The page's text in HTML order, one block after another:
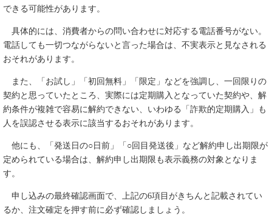
できる可能性があります。
具体的には、消費者からの問い合わせに対応する電話番号がない。
電話しても一切つながらないと言った場合は、不実表示と見なされる
おそれがあります。
また、「お試し」「初回無料」「限定」などを強調し、一回限りの
契約と思っていたところ、実際には定期購入となっていた契約や、解
約条件が複雑で容易に解約できない、いわゆる「詐欺的定期購入」も
人を誤認させる表示に該当するおそれがあります。
他にも、「発送日の○日前」「○回目発送後」など解約申し出期限が
定められている場合は、解約申し出期限も表示義務の対象となりま
す。
申し込みの最終確認画面で、上記の6項目がきちんと記載されてい
るか、注文確定を押す前に必ず確認しましょう。